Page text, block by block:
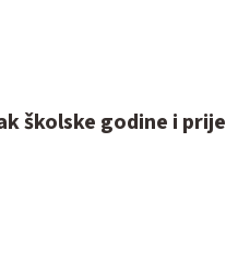
školske godine i